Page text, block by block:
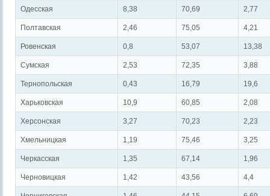
Одесская 8,38 70,69 2,77
Полтавская 2,46 75,05 4,21
Ровенская 0,8 53,07 13,38
Сумская 2,53 72,35 3,88
Тернопольская 0,43 16,79 19,6
Харьковская 10,9 60,85 2,08
Херсонская 3,27 70,23 2,23
Хмельницкая 1,19 75,46 3,25
Черкасская 1,35 67,14 1,96
Черновицкая 1,42 43,56 4,4